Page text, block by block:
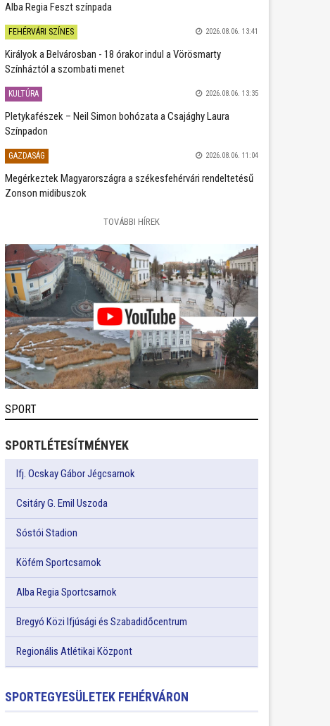
Alba Regia Feszt színpada
FEHÉRVÁRI SZÍNES 2026.08.06. 13:41
Királyok a Belvárosban - 18 órakor indul a Vörösmarty
Színháztól a szombati menet
KULTÚRA 2026.08.06. 13:35
Pletykafészek – Neil Simon bohózata a Csajághy Laura
Színpadon
GAZDASÁG 2026.08.06. 11:04
Megérkeztek Magyarországra a székesfehérvári rendeltetésű
Zonson midibuszok
TOVÁBBI HÍREK
SPORT
SPORTLÉTESÍTMÉNYEK
Ifj. Ocskay Gábor Jégcsarnok
Csitáry G. Emil Uszoda
Sóstói Stadion
Köfém Sportcsarnok
Alba Regia Sportcsarnok
Bregyó Közi Ifjúsági és Szabadidőcentrum
Regionális Atlétikai Központ
SPORTEGYESÜLETEK FEHÉRVÁRON